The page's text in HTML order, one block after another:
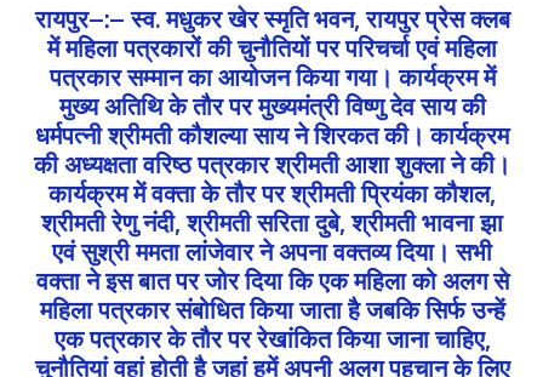
रायपुर–:– स्व. मधुकर खेर स्मृति भवन, रायपुर प्रेस क्लब
में महिला पत्रकारों की चुनौतियों पर परिचर्चा एवं महिला
पत्रकार सम्मान का आयोजन किया गया। कार्यक्रम में
मुख्य अतिथि के तौर पर मुख्यमंत्री विष्णु देव साय की
धर्मपत्नी श्रीमती कौशल्या साय ने शिरकत की। कार्यक्रम
की अध्यक्षता वरिष्ठ पत्रकार श्रीमती आशा शुक्ला ने की।
कार्यक्रम में वक्ता के तौर पर श्रीमती प्रियंका कौशल,
श्रीमती रेणु नंदी, श्रीमती सरिता दुबे, श्रीमती भावना झा
एवं सुश्री ममता लांजेवार ने अपना वक्तव्य दिया। सभी
वक्ता ने इस बात पर जोर दिया कि एक महिला को अलग से
महिला पत्रकार संबोधित किया जाता है जबकि सिर्फ उन्हें
एक पत्रकार के तौर पर रेखांकित किया जाना चाहिए,
चुनौतियां वहां होती है जहां हमें अपनी अलग पहचान के लिए